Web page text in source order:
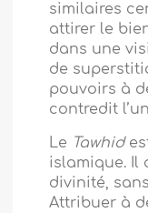
similaires
attirer le
dans une
de
pouvoirs à
contredit
Le Tawhid
islamique. Il
divinité,
Attribuer à